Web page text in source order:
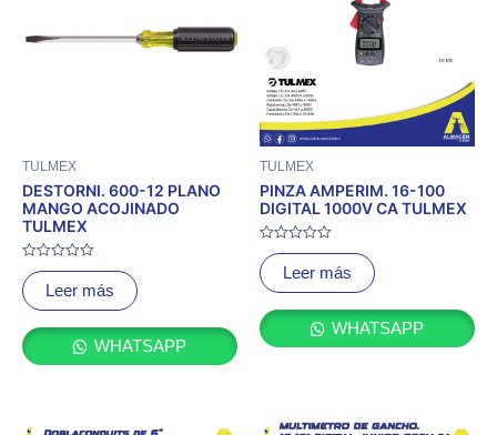
TULMEX
DESTORNI. 600-12 PLANO
MANGO ACOJINADO
TULMEX
Valorado
con
0
de
Leer más
WHATSAPP
TULMEX
PINZA AMPERIM. 16-100
DIGITAL 1000V CA TULMEX
Valorado
con
0
de
Leer más
WHATSAPP